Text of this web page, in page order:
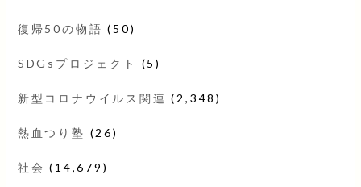
復帰50の物語 (50)
SDGsプロジェクト (5)
新型コロナウイルス関連 (2,348)
熱血つり塾 (26)
社会 (14,679)